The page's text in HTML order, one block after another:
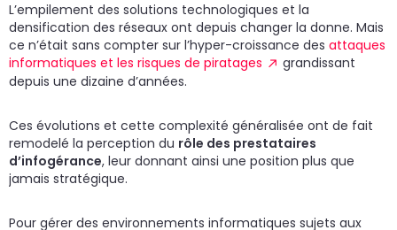
L’empilement des solutions technologiques et la
densification des réseaux ont depuis changer la donne. Mais
ce n’était sans compter sur l’hyper-croissance des attaques
informatiques et les risques de piratages
grandissant
depuis une dizaine d’années.
Ces évolutions et cette complexité généralisée ont de fait
remodelé la perception du rôle des prestataires
d’infogérance, leur donnant ainsi une position plus que
jamais stratégique.
Pour gérer des environnements informatiques sujets aux